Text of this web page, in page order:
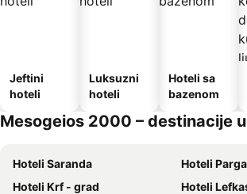
Jeftini
hoteli
Luksuzni
hoteli
Hoteli sa
bazenom
Mesogeios 2000 – destinacije
Hoteli Saranda
Hoteli Parga
Hoteli Krf - grad
Hoteli